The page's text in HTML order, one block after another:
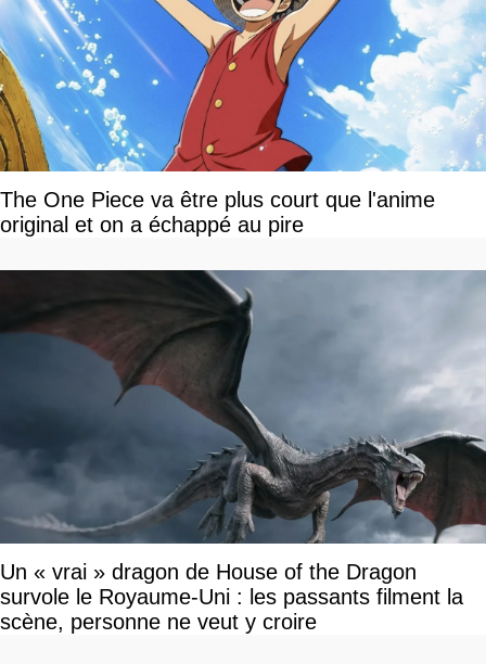
The One Piece va être plus court que l'anime
original et on a échappé au pire
Un « vrai » dragon de House of the Dragon
survole le Royaume-Uni : les passants filment la
scène, personne ne veut y croire